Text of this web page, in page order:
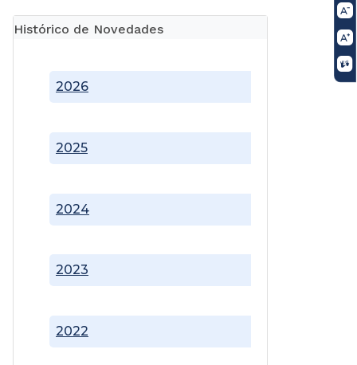
Histórico de Novedades
2022
2023
2024
2025
2026